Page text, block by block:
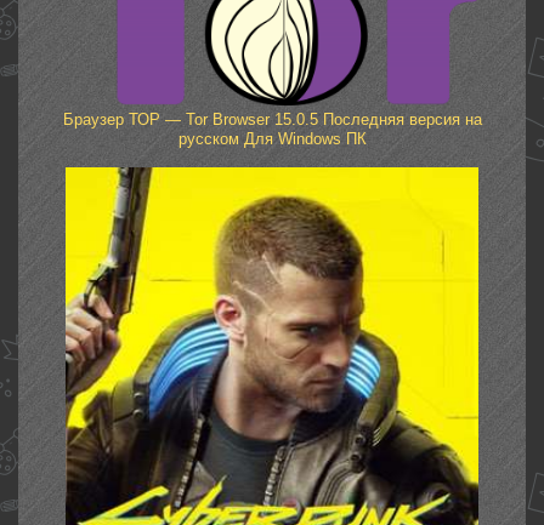
Браузер ТОР — Tor Browser 15.0.5 Последняя версия на
русском Для Windows ПК